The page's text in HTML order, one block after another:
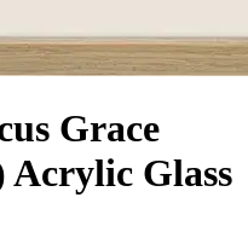
Grace
Acrylic Glass